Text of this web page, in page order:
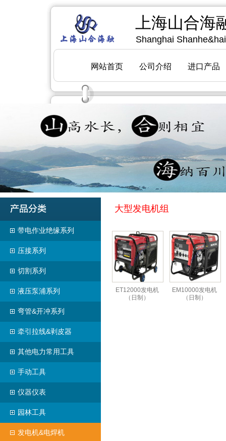
带电作业绝缘系列
压接系列
切割系列
液压泵浦系列
弯管&开冲系列
牵引拉线&剥皮器
其他电力常用工具
手动工具
仪器仪表
园林工具
发电机&电焊机
大型发电机组
ET12000发电机
（日制）
EM10000发电机
（日制）